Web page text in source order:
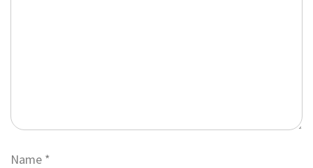
Name *